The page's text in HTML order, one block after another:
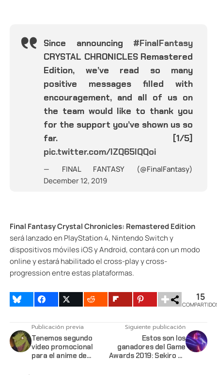
Since announcing #FinalFantasy
CRYSTAL CHRONICLES Remastered
Edition, we’ve read so many
positive messages filled with
encouragement, and all of us on
the team would like to thank you
for the support you’ve shown us so
far. [1/5]
pic.twitter.com/lZQ65lQQoi
— FINAL FANTASY (@FinalFantasy)
December 12, 2019
Final Fantasy Crystal Chronicles: Remastered Edition
será lanzado en PlayStation 4, Nintendo Switch y
dispositivos móviles iOS y Android, contará con un modo
online y estará habilitado el cross-play y cross-
progression entre estas plataformas.
15
Publicación previa
Tenemos segundo
video promocional
para el anime de
Siguiente publicación
Estos son los
ganadores del Game
Awards 2019: Sekiro se